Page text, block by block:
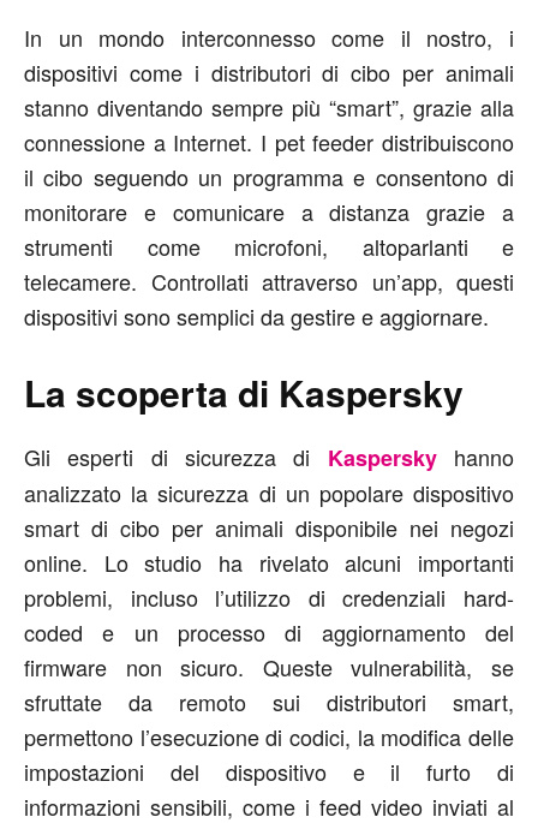
In un mondo interconnesso come il nostro, i
dispositivi come i distributori di cibo per animali
stanno diventando sempre più “smart”, grazie alla
connessione a Internet. I pet feeder distribuiscono
il cibo seguendo un programma e consentono di
monitorare e comunicare a distanza grazie a
strumenti come microfoni, altoparlanti e
telecamere. Controllati attraverso un’app, questi
dispositivi sono semplici da gestire e aggiornare.
La scoperta di Kaspersky
Gli esperti di sicurezza di Kasperskyhanno
analizzato la sicurezza di un popolare dispositivo
smart di cibo per animali disponibile nei negozi
online. Lo studio ha rivelato alcuni importanti
problemi, incluso l’utilizzo di credenziali hard-
coded e un processo di aggiornamento del
firmware non sicuro. Queste vulnerabilità, se
sfruttate da remoto sui distributori smart,
permettono l’esecuzione di codici, la modifica delle
impostazioni del dispositivo e il furto di
informazioni sensibili, come i feed video inviati al